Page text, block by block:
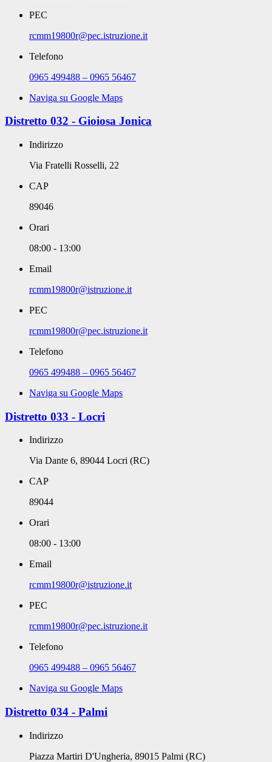
PEC
rcmm19800r@pec.istruzione.it
Telefono
0965 499488 – 0965 56467
Naviga su Google Maps
Distretto 032 - Gioiosa Jonica
Indirizzo
Via Fratelli Rosselli, 22
CAP
89046
Orari
08:00 - 13:00
Email
rcmm19800r@istruzione.it
PEC
rcmm19800r@pec.istruzione.it
Telefono
0965 499488 – 0965 56467
Naviga su Google Maps
Distretto 033 - Locri
Indirizzo
Via Dante 6, 89044 Locri (RC)
CAP
89044
Orari
08:00 - 13:00
Email
rcmm19800r@istruzione.it
PEC
rcmm19800r@pec.istruzione.it
Telefono
0965 499488 – 0965 56467
Naviga su Google Maps
Distretto 034 - Palmi
Indirizzo
Piazza Martiri D'Ungheria, 89015 Palmi (RC)